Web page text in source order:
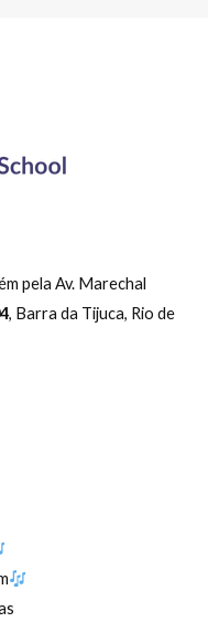
pela Av. Marechal
, Barra da Tijuca, Rio de